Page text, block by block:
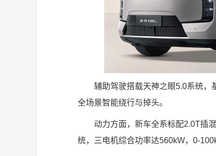
辅助驾驶搭载天神之眼5.0系统，
全场景智能绕行与掉头。
动力方面，新车全系标配2.0T插
统，三电机综合功率达560kW，0-